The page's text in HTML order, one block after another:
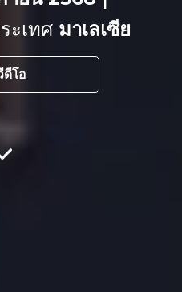
ะเทศ มาเลเซีย
ดีโอ